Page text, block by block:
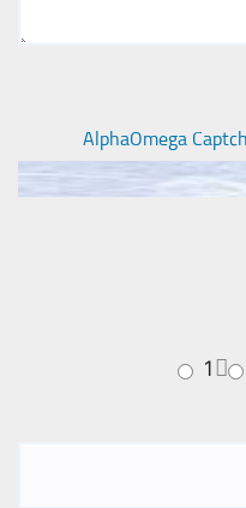
AlphaOmega
1